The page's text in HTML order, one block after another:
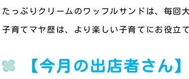
たっぷりクリームのワッフルサンドは、毎回
子育てマヤ歴は、より楽しい子育てにお役立
【今月の出店者さん】